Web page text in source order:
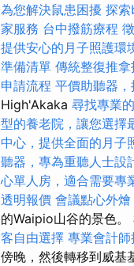
為您解決鼠患困擾 探
家服務 台中撥筋療程
提供安心的月子照護環
準備清單 傳統整復推
申請流程 平價助聽器
High'Akaka 尋找專業
型的養老院，讓您選擇
中心，提供全面的月子
聽器，專為重聽人士設
心單人房，適合需要專
透明報價 會議點心外
的Waipio山谷的景色。
客自由選擇 專業會計
傍晚，然後轉移到威基